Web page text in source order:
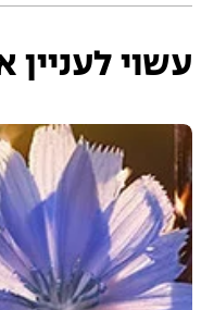
עשוי לעניין